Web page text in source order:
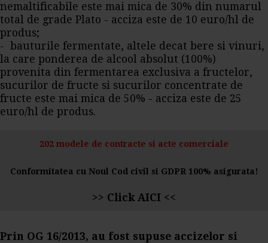
nemaltificabile este mai mica de 30% din numarul
total de grade Plato - acciza este de 10 euro/hl de
produs;
- bauturile fermentate, altele decat bere si vinuri,
la care ponderea de alcool absolut (100%)
provenita din fermentarea exclusiva a fructelor,
sucurilor de fructe si sucurilor concentrate de
fructe este mai mica de 50% - acciza este de 25
euro/hl de produs.
202 modele de contracte si acte comerciale
Conformitatea cu Noul Cod civil si GDPR 100% asigurata!
>> Click AICI <<
Prin OG 16/2013, au fost supuse accizelor si